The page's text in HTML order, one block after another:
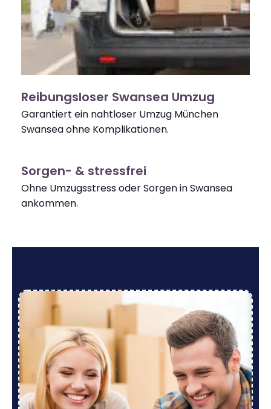
Reibungsloser Swansea Umzug
Garantiert ein nahtloser Umzug München
Swansea ohne Komplikationen.
Sorgen- & stressfrei
Ohne Umzugsstress oder Sorgen in Swansea
ankommen.